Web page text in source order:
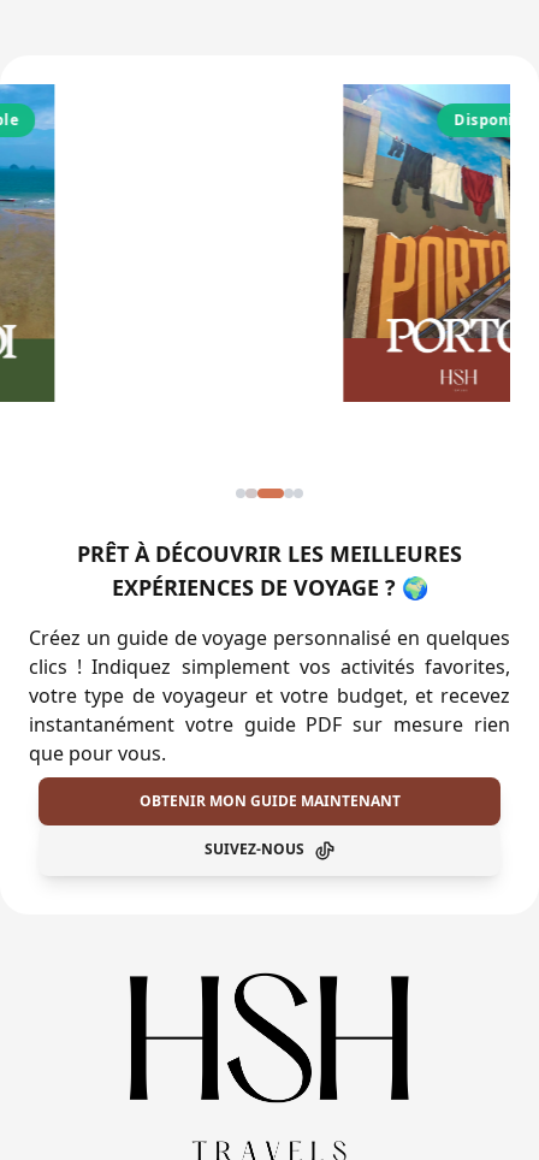
Disponible
PRÊT À DÉCOUVRIR LES MEILLEURES
EXPÉRIENCES DE VOYAGE ? 🌍
Créez un guide de voyage personnalisé en quelques
clics ! Indiquez simplement vos activités favorites,
votre type de voyageur et votre budget, et recevez
instantanément votre guide PDF sur mesure rien
que pour vous.
OBTENIR MON GUIDE MAINTENANT
SUIVEZ-NOUS